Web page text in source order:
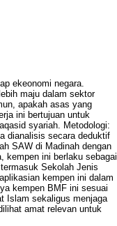
ekeonomi negara.
maju dalam sektor
apakah asas yang
ini bertujuan untuk
syariah. Metodologi:
dianalisis secara deduktif
SAW di Madinah dengan
kempen ini berlaku sebagai
Sekolah Jenis
kempen ini dalam
kempen BMF ini sesuai
Islam sekaligus menjaga
amat relevan untuk